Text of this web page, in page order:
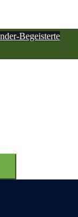
Begeisterte